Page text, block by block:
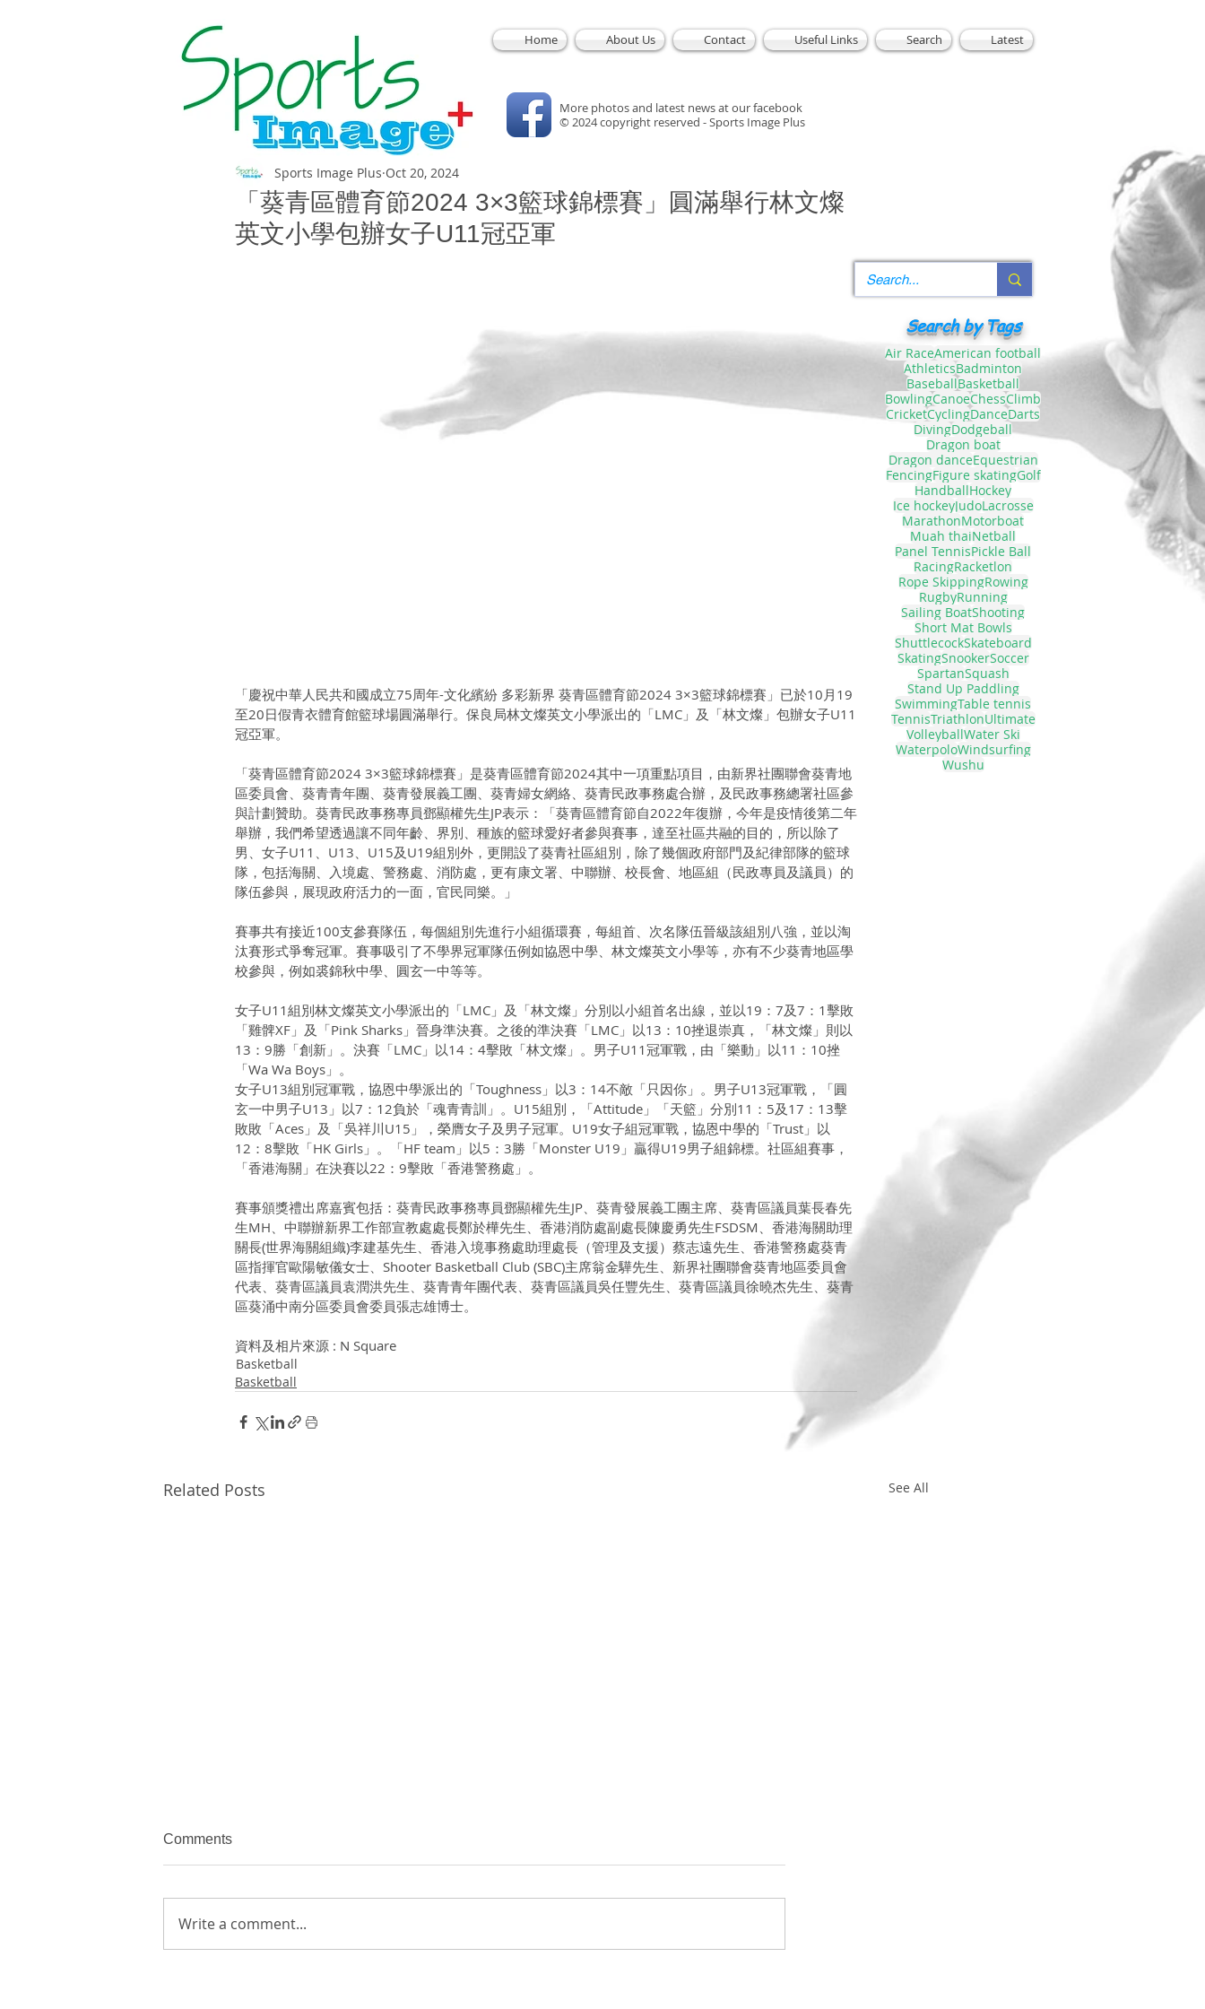
Home About Us Contact Useful Links Search Latest
More photos and latest news at our facebook
© 2024 copyright reserved - Sports Image Plus
Search by Tags
「葵青區體育節2024 3×3籃球錦標賽」圓滿舉行林文燦
英文小學包辦女子U11冠亞軍
Sports Image Plus Oct 20, 2024
「慶祝中華人民共和國成立75周年-文化繽紛 多彩新界 葵青區體育節2024 3×3籃球錦標賽」已於10月19
至20日假青衣體育館籃球場圓滿舉行。保良局林文燦英文小學派出的「LMC」及「林文燦」包辦女子U11
冠亞軍。
「葵青區體育節2024 3×3籃球錦標賽」是葵青區體育節2024其中一項重點項目，由新界社團聯會葵青地
區委員會、葵青青年團、葵青發展義工團、葵青婦女網絡、葵青民政事務處合辦，及民政事務總署社區參
與計劃贊助。葵青民政事務專員鄧顯權先生JP表示：「葵青區體育節自2022年復辦，今年是疫情後第二年
舉辦，我們希望透過讓不同年齡、界別、種族的籃球愛好者參與賽事，達至社區共融的目的，所以除了
男、女子U11、U13、U15及U19組別外，更開設了葵青社區組別，除了幾個政府部門及紀律部隊的籃球
隊，包括海關、入境處、警務處、消防處，更有康文署、中聯辦、校長會、地區組（民政專員及議員）的
隊伍參與，展現政府活力的一面，官民同樂。」
賽事共有接近100支參賽隊伍，每個組別先進行小組循環賽，每組首、次名隊伍晉級該組別八強，並以淘
汰賽形式爭奪冠軍。賽事吸引了不學界冠軍隊伍例如協恩中學、林文燦英文小學等，亦有不少葵青地區學
校參與，例如裘錦秋中學、圓玄一中等等。
女子U11組別林文燦英文小學派出的「LMC」及「林文燦」分別以小組首名出線，並以19：7及7：1擊敗
「雞髀XF」及「Pink Sharks」晉身準決賽。之後的準決賽「LMC」以13：10挫退崇真，「林文燦」則以
13：9勝「創新」。決賽「LMC」以14：4擊敗「林文燦」。男子U11冠軍戰，由「樂動」以11：10挫
「Wa Wa Boys」。
女子U13組別冠軍戰，協恩中學派出的「Toughness」以3：14不敵「只因你」。男子U13冠軍戰，「圓
玄一中男子U13」以7：12負於「魂青青訓」。U15組別，「Attitude」「天籃」分別11：5及17：13擊
敗敗「Aces」及「吳祥川U15」，榮膺女子及男子冠軍。U19女子組冠軍戰，協恩中學的「Trust」以
12：8擊敗「HK Girls」。「HF team」以5：3勝「Monster U19」贏得U19男子組錦標。社區組賽事，
「香港海關」在決賽以22：9擊敗「香港警務處」。
賽事頒獎禮出席嘉賓包括：葵青民政事務專員鄧顯權先生JP、葵青發展義工團主席、葵青區議員葉長春先
生MH、中聯辦新界工作部宣教處處長鄭於樺先生、香港消防處副處長陳慶勇先生FSDSM、香港海關助理
關長(世界海關組織)李建基先生、香港入境事務處助理處長（管理及支援）蔡志遠先生、香港警務處葵青
區指揮官歐陽敏儀女士、Shooter Basketball Club (SBC)主席翁金驊先生、新界社團聯會葵青地區委員會
代表、葵青區議員袁潤洪先生、葵青青年團代表、葵青區議員吳任豐先生、葵青區議員徐曉杰先生、葵青
區葵涌中南分區委員會委員張志雄博士。
資料及相片來源 : N Square
Basketball
Basketball
Related Posts See All
Comments
Write a comment...
Air RaceAmerican football
AthleticsBadminton
BaseballBasketball
BowlingCanoeChessClimb
CricketCyclingDanceDarts
DivingDodgeball
Dragon boat
Dragon danceEquestrian
FencingFigure skatingGolf
HandballHockey
Ice hockeyJudoLacrosse
MarathonMotorboat
Muah thaiNetball
Panel TennisPickle Ball
RacingRacketlon
Rope SkippingRowing
RugbyRunning
Sailing BoatShooting
Short Mat Bowls
ShuttlecockSkateboard
SkatingSnookerSoccer
SpartanSquash
Stand Up Paddling
SwimmingTable tennis
TennisTriathlonUltimate
VolleyballWater Ski
WaterpoloWindsurfing
Wushu